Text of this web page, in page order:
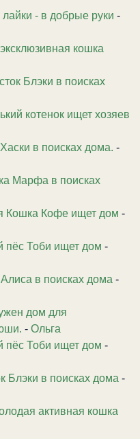
- в добрые руки -
кошка
Блэки в поисках
котенок ищет хозяев
в поисках дома. -
Марфа в поисках
Кошка Кофе ищет дом -
пёс Тоби ищет дом -
Алиса в поисках дома -
дом для
- Ольга
пёс Тоби ищет дом -
Блэки в поисках дома -
активная кошка